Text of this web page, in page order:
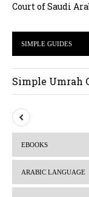
Court of Saudi
SIMPLE GUIDES
Simple Umrah
P
r
i
EBOOKS
ARABIC LANGUAGE